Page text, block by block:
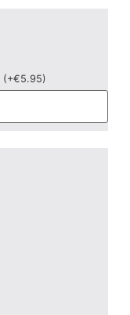
(+€5.95)